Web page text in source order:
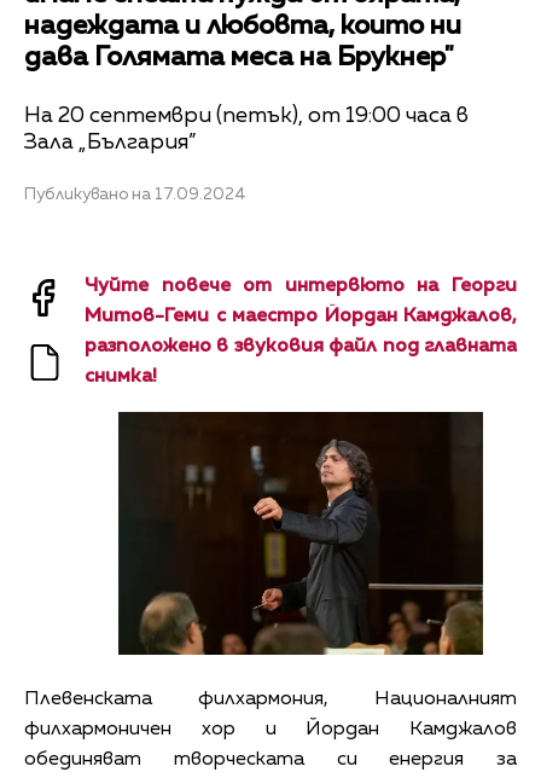
надеждата и любовта, които ни
дава Голямата меса на Брукнер"
На 20 септември (петък), от 19:00 часа в
Зала „България”
Публикувано на 17.09.2024
Чуйте повече от интервюто на Георги
Митов-Геми с маестро Йордан Камджалов,
разположено в звуковия файл под главната
снимка!
Плевенската филхармония, Националният
филхармоничен хор и Йордан Камджалов
обединяват творческата си енергия за